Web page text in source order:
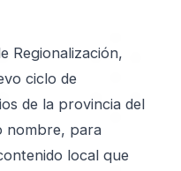
Regionalización,
ciclo de
de la provincia del
nombre, para
local que